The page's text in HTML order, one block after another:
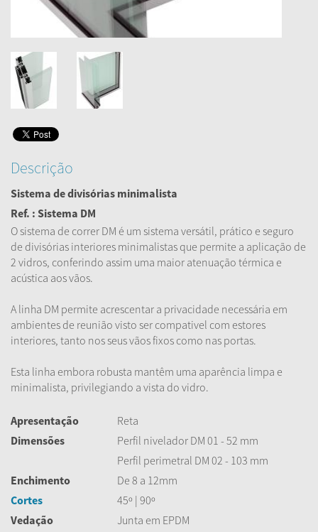
Descrição
Sistema de divisórias minimalista
Ref. : Sistema DM
O sistema de correr DM é um sistema versátil, prático e seguro
de divisórias interiores minimalistas que permite a aplicação de
2 vidros, conferindo assim uma maior atenuação térmica e
acústica aos vãos.
A linha DM permite acrescentar a privacidade necessária em
ambientes de reunião visto ser compativel com estores
interiores, tanto nos seus vãos fixos como nas portas.
Esta linha embora robusta mantêm uma aparência limpa e
minimalista, privilegiando a vista do vidro.
Apresentação
Reta
Dimensões
Perfil nivelador DM 01 - 52 mm
Perfil perimetral DM 02 - 103 mm
Enchimento
De 8 a 12mm
Cortes
45º | 90º
Vedação
Junta em EPDM